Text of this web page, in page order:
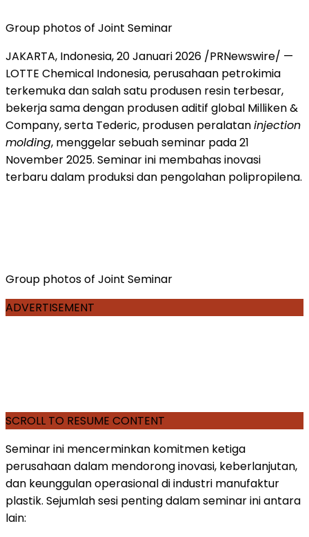
Group photos of Joint Seminar
JAKARTA, Indonesia,20 Januari 2026 /PRNewswire/ —
LOTTE Chemical Indonesia, perusahaan petrokimia
terkemuka dan salah satu produsen resin terbesar,
bekerja sama dengan produsen aditif global Milliken &
Company, serta Tederic, produsen peralataninjection
molding, menggelar sebuah seminar pada 21
November 2025. Seminar ini membahas inovasi
terbaru dalam produksi dan pengolahan polipropilena.
Group photos of Joint Seminar
ADVERTISEMENT
SCROLL TO RESUME CONTENT
Seminar ini mencerminkan komitmen ketiga
perusahaan dalam mendorong inovasi, keberlanjutan,
dan keunggulan operasional di industri manufaktur
plastik. Sejumlah sesi penting dalam seminar ini antara
lain: